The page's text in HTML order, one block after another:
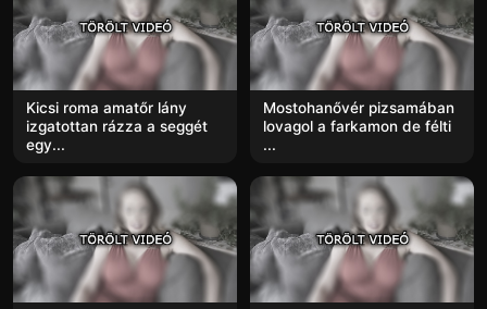
Kicsi roma amatőr lány
izgatottan rázza a seggét
egy...
Mostohanővér pizsamában
lovagol a farkamon de félti
...